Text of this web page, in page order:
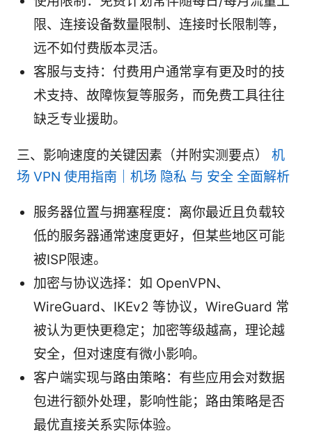
限、连接设备数量限制、连接时长限制等，
远不如付费版本灵活。
客服与支持：付费用户通常享有更及时的技
术支持、故障恢复等服务，而免费工具往往
缺乏专业援助。
三、影响速度的关键因素（并附实测要点） 机
场 VPN 使用指南｜机场 隐私 与 安全 全面解析
服务器位置与拥塞程度：离你最近且负载较
低的服务器通常速度更好，但某些地区可能
被ISP限速。
加密与协议选择：如 OpenVPN、
WireGuard、IKEv2 等协议，WireGuard 常
被认为更快更稳定；加密等级越高，理论越
安全，但对速度有微小影响。
客户端实现与路由策略：有些应用会对数据
包进行额外处理，影响性能；路由策略是否
最优直接关系实际体验。